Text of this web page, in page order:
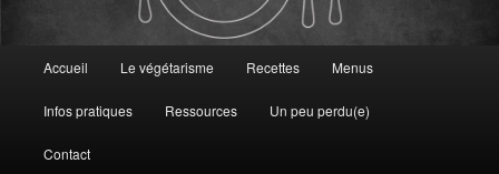
Accueil Le végétarisme Recettes Menus
Infos pratiques Ressources Un peu perdu(e)
Contact